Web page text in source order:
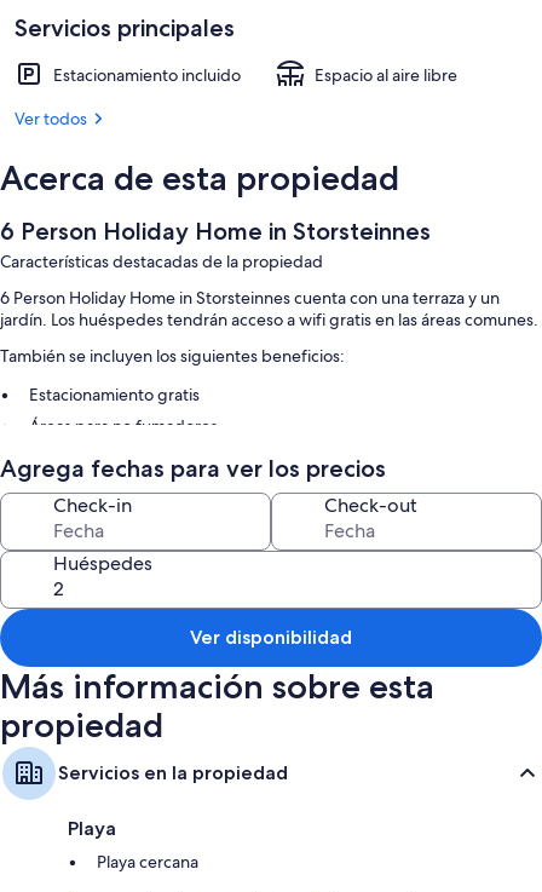
Servicios principales
Estacionamiento incluido
Espacio al aire libre
Ver todos
Acerca de esta propiedad
6 Person Holiday Home in Storsteinnes
Características destacadas de la propiedad
6 Person Holiday Home in Storsteinnes cuenta con una terraza y un
jardín. Los huéspedes tendrán acceso a wifi gratis en las áreas comunes.
También se incluyen los siguientes beneficios:
Estacionamiento gratis
Áreas para no fumadores
Agrega fechas para ver los precios
Check-in Check-out
Huéspedes
Ver disponibilidad
Más información sobre esta
propiedad
Servicios en la propiedad
Playa
Playa cercana